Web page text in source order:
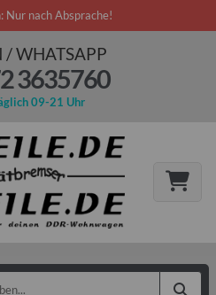
Nur nach Absprache!
/ WHATSAPP
3635760
09-21 Uhr